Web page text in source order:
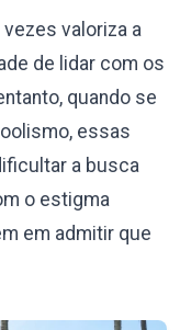
valoriza a
de lidar com os
quando se
essas
a busca
o estigma
em admitir que